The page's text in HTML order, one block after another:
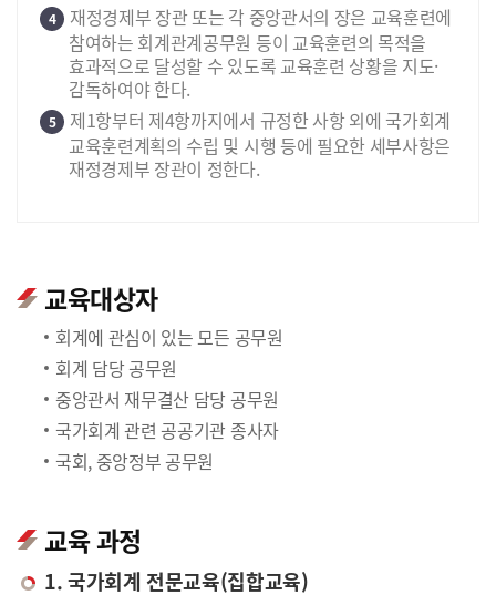
4
재정경제부 장관 또는 각 중앙관서의 장은 교육훈련에
참여하는 회계관계공무원 등이 교육훈련의 목적을
효과적으로 달성할 수 있도록 교육훈련 상황을 지도·
감독하여야 한다.
5
제1항부터 제4항까지에서 규정한 사항 외에 국가회계
교육훈련계획의 수립 및 시행 등에 필요한 세부사항은
재정경제부 장관이 정한다.
교육대상자
회계에 관심이 있는 모든 공무원
회계 담당 공무원
중앙관서 재무결산 담당 공무원
국가회계 관련 공공기관 종사자
국회, 중앙정부 공무원
교육 과정
1. 국가회계 전문교육(집합교육)